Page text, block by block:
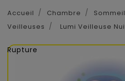
Accueil Chambre
Veilleuses
Lumi Veilleuse
Rupture